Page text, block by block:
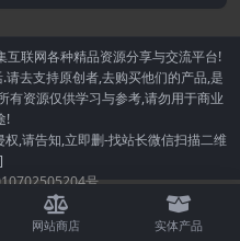
互联网各种精品资源分享与交流平台!
去支持原创者,去购买他们的产品,是
有资源仅供学习与参考,请勿用于商业
!
,请告知,立即删-找站长微信扫描二维
号
网站商店 实体产品